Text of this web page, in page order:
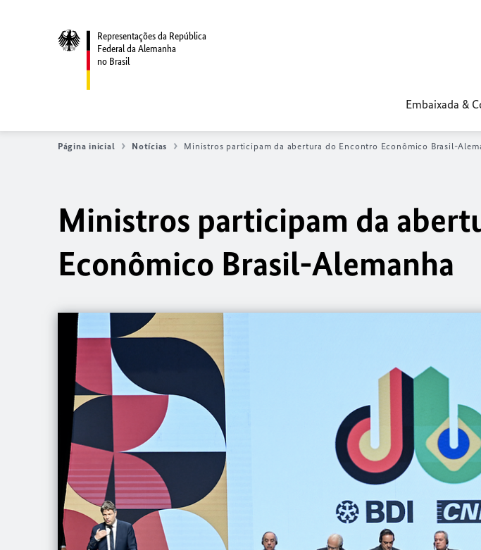
Representações da República
Federal da Alemanha
no Brasil
Embaixada &
Página inicial Notícias Ministros participam da abertura do Encontro Econômico Brasil-
Ministros participam da
Econômico Brasil-Alemanha